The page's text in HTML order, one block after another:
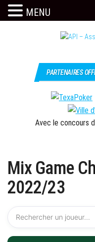
PARTENAIRES
Avec le concours
Mix Game
2022/23
MENU